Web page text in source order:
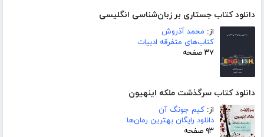
دانلود کتاب جستاری بر زبان‌شناسی انگلیسی
از: محمد آذروش
کتاب‌های متفرقه ادبیات
۳۷ صفحه
دانلود کتاب سرگذشت ملکه اینهیون
از: کیم جونگ آن
دانلود رایگان بهترین رمان‌ها
۹۳ صفحه